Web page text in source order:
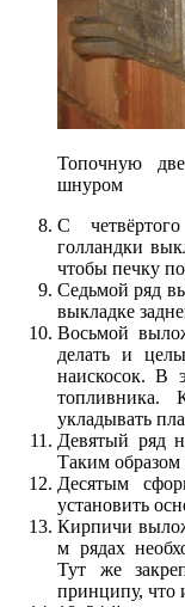
Топочную
шнуром
С
голландки
чтобы печку
Седьмой ряд
выкладке
Восьмой
делать и
наискосок. В
топливника.
укладывать
Девятый ряд
Таким образом
Десятым
установить
Кирпичи
м рядах
Тут же
принципу, что